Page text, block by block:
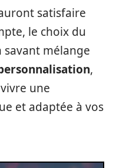
satisfaire
le choix du
savant mélange
,
une
et adaptée à vos